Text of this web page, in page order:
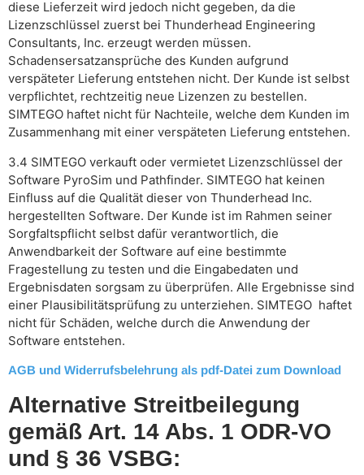
diese Lieferzeit wird jedoch nicht gegeben, da die
Lizenzschlüssel zuerst bei Thunderhead Engineering
Consultants, Inc. erzeugt werden müssen.
Schadensersatzansprüche des Kunden aufgrund
verspäteter Lieferung entstehen nicht. Der Kunde ist selbst
verpflichtet, rechtzeitig neue Lizenzen zu bestellen.
SIMTEGO haftet nicht für Nachteile, welche dem Kunden im
Zusammenhang mit einer verspäteten Lieferung entstehen.
3.4 SIMTEGO verkauft oder vermietet Lizenzschlüssel der
Software PyroSim und Pathfinder. SIMTEGO hat keinen
Einfluss auf die Qualität dieser von Thunderhead Inc.
hergestellten Software. Der Kunde ist im Rahmen seiner
Sorgfaltspflicht selbst dafür verantwortlich, die
Anwendbarkeit der Software auf eine bestimmte
Fragestellung zu testen und die Eingabedaten und
Ergebnisdaten sorgsam zu überprüfen. Alle Ergebnisse sind
einer Plausibilitätsprüfung zu unterziehen. SIMTEGO haftet
nicht für Schäden, welche durch die Anwendung der
Software entstehen.
AGB und Widerrufsbelehrung als pdf-Datei zum Download
Alternative Streitbeilegung
gemäß Art. 14 Abs. 1 ODR-VO
und § 36 VSBG: